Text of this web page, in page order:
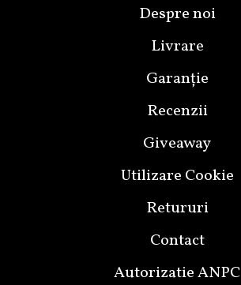
Despre noi
Livrare
Garanție
Recenzii
Giveaway
Utilizare Cookie
Retururi
Contact
Autorizatie ANPC